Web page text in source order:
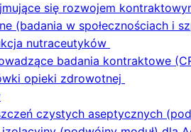
się rozwojem
(badania w społecznościach i
nutraceutyków
badania kontraktowe
opieki zdrowotnej
czystych aseptycznych